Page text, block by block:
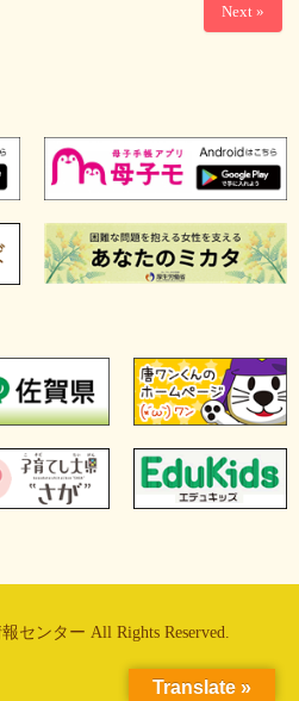
Next »
センター All Rights Reserved.
Translate »